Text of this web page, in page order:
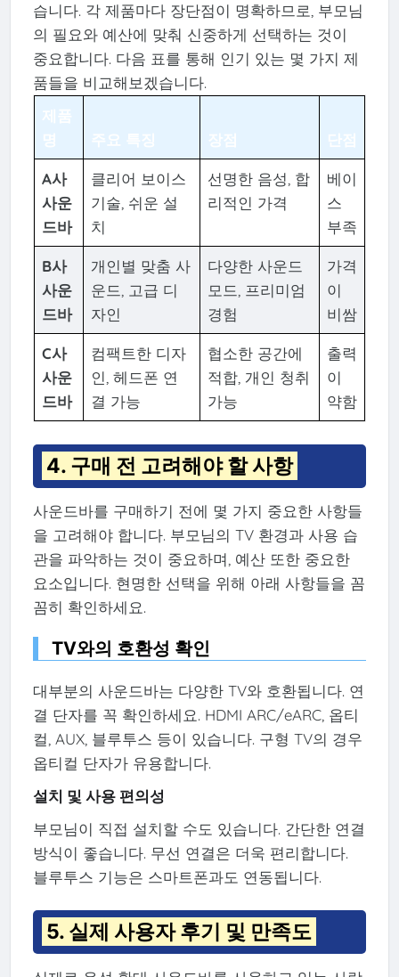
습니다. 각 제품마다 장단점이 명확하므로, 부모님
의 필요와 예산에 맞춰 신중하게 선택하는 것이
중요합니다. 다음 표를 통해 인기 있는 몇 가지 제
품들을 비교해보겠습니다.
제품
명
주요 특징 장점 단점
A사
사운
드바
클리어 보이스
기술, 쉬운 설
치
선명한 음성, 합
리적인 가격
베이
스
부족
B사
사운
드바
개인별 맞춤 사
운드, 고급 디
자인
다양한 사운드
모드, 프리미엄
경험
가격
이
비쌈
C사
사운
드바
컴팩트한 디자
인, 헤드폰 연
결 가능
협소한 공간에
적합, 개인 청취
가능
출력
이
약함
4. 구매 전 고려해야 할 사항
사운드바를 구매하기 전에 몇 가지 중요한 사항들
을 고려해야 합니다. 부모님의 TV 환경과 사용 습
관을 파악하는 것이 중요하며, 예산 또한 중요한
요소입니다. 현명한 선택을 위해 아래 사항들을 꼼
꼼히 확인하세요.
TV와의 호환성 확인
대부분의 사운드바는 다양한 TV와 호환됩니다. 연
결 단자를 꼭 확인하세요. HDMI ARC/eARC, 옵티
컬, AUX, 블루투스 등이 있습니다. 구형 TV의 경우
옵티컬 단자가 유용합니다.
설치 및 사용 편의성
부모님이 직접 설치할 수도 있습니다. 간단한 연결
방식이 좋습니다. 무선 연결은 더욱 편리합니다.
블루투스 기능은 스마트폰과도 연동됩니다.
5. 실제 사용자 후기 및 만족도